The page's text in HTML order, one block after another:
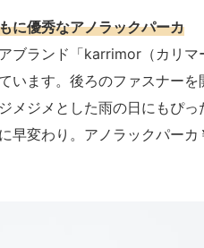
に優秀なアノラックパーカ
ブランド「karrimor（カリ
います。後ろのファスナー
メジメとした雨の日にもぴ
早変わり。アノラックパー